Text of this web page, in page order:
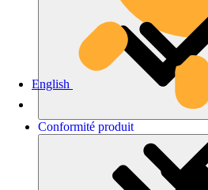
English
Conformité produit